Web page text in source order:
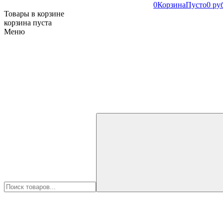
0КорзинаПусто0
Товары в корзине
корзина пуста
Меню